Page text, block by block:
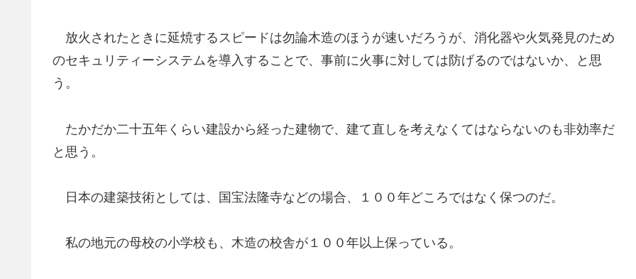
放火されたときに延焼するスピードは勿論木造のほうが速いだろうが、消化器や火気発見のため
のセキュリティーシステムを導入することで、事前に火事に対しては防げるのではないか、と思
う。
たかだか二十五年くらい建設から経った建物で、建て直しを考えなくてはならないのも非効率だ
と思う。
日本の建築技術としては、国宝法隆寺などの場合、１００年どころではなく保つのだ。
私の地元の母校の小学校も、木造の校舎が１００年以上保っている。